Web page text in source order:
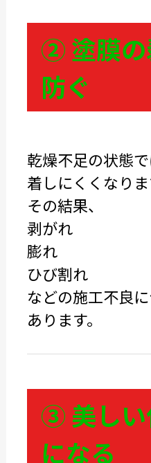
② 塗膜の
防ぐ
乾燥不足の状態
着しにくくなりま
その結果、
剥がれ
膨れ
ひび割れ
などの施工不良
あります。
③ 美しい
になる